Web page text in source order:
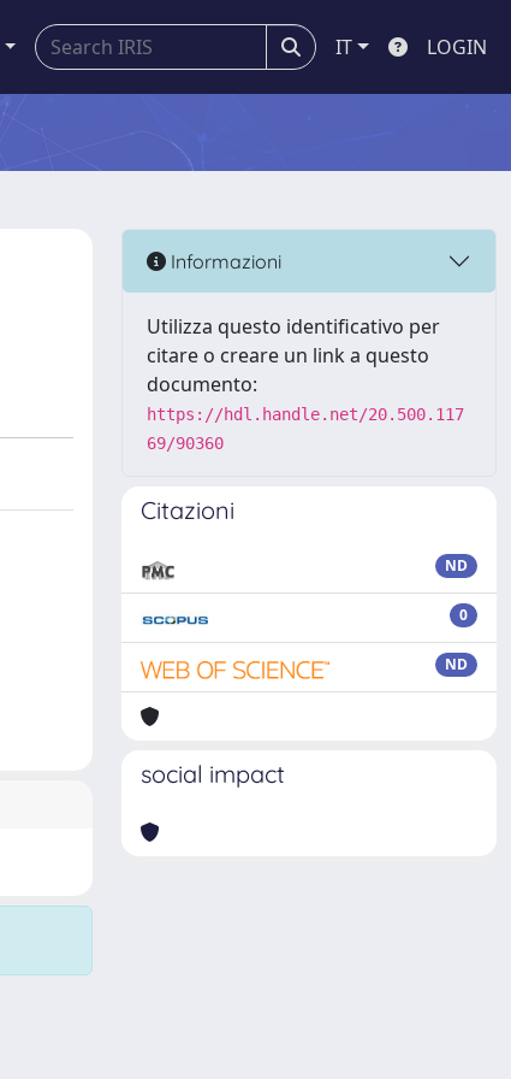
IT LOGIN
Informazioni
Utilizza questo identificativo per
citare o creare un link a questo
documento:
https://hdl.handle.net/20.500.117
69/90360
Citazioni
ND
0
ND
social impact